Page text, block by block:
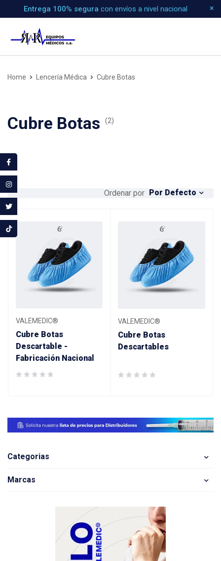
Entrega 100% segura con envíos a nivel nacional
Home Lencería Médica Cubre Botas
Cubre Botas (2)
Categorias
Marcas
Ordenar por Por Defecto
VALEMEDIC®
Cubre Botas
Descartable -
Fabricación Nacional
VALEMEDIC®
Cubre Botas
Descartables